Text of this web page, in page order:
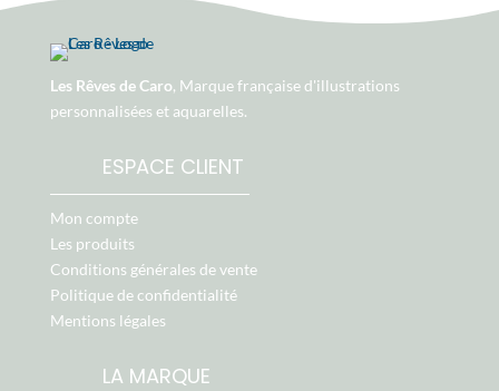
Les Rêves de Caro, Marque française d'illustrations
personnalisées et aquarelles.
ESPACE CLIENT
Mon compte
Les produits
Conditions générales de vente
Politique de confidentialité
Mentions légales
LA MARQUE